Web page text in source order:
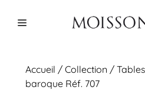
Menu
Accueil /Collection /Tables
baroque Réf. 707